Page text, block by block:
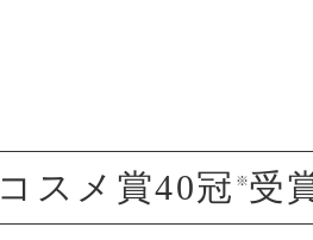
コスメ賞40冠 ※受